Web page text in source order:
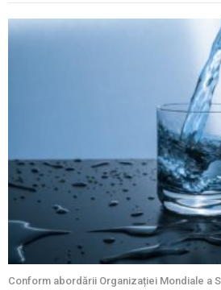
Conform abordării Organizației Mondiale a